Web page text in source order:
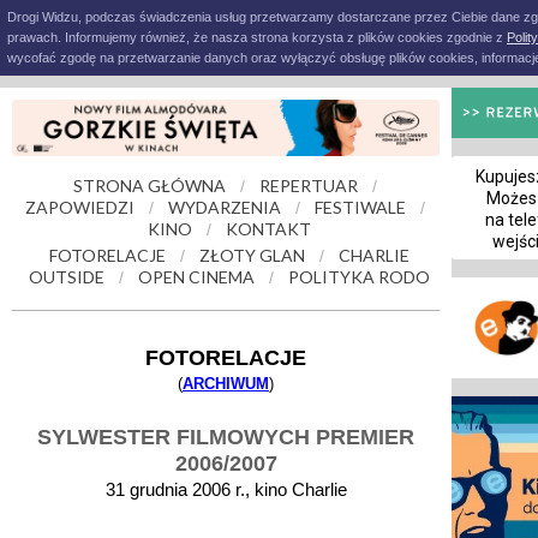
Drogi Widzu, podczas świadczenia usług przetwarzamy dostarczane przez Ciebie dane
prawach. Informujemy również, że nasza strona korzysta z plików cookies zgodnie z
wycofać zgodę na przetwarzanie danych oraz wyłączyć obsługę plików cookies,
STRONA GŁÓWNA / REPERTUAR /
ZAPOWIEDZI / WYDARZENIA / FESTIWALE /
KINO /
KONTAKT
FOTORELACJE
/ ZŁOTY GLAN /
CHARLIE
OUTSIDE
/ OPEN CINEMA / POLITYKA RODO
FOTORELACJE
(ARCHIWUM )
SYLWESTER FILMOWYCH PREMIER
2006/2007
31 grudnia 2006 r., kino Charlie
na